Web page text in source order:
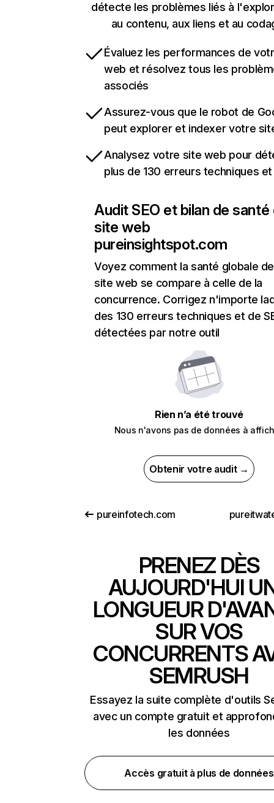
détecte les problèmes liés à
au contenu, aux liens et au
Évaluez les performances de
web et résolvez tous les
associés
Assurez-vous que le robot de
peut explorer et indexer votre
Analysez votre site web pour
plus de 130 erreurs techniques et
Audit SEO et bilan de santé
site web
pureinsightspot.com
Voyez comment la santé globale
site web se compare à celle de la
concurrence. Corrigez n'importe
des 130 erreurs techniques et de
détectées par notre outil
Rien n’a été trouvé
Nous n'avons pas de données à
Obtenir votre audit →
pureinfotech.com
PRENEZ DÈS
AUJOURD'HUI
LONGUEUR
SUR VOS
CONCURRENTS
SEMRUSH
Essayez la suite complète d'outils
avec un compte gratuit et
les données
Accès gratuit à plus de données